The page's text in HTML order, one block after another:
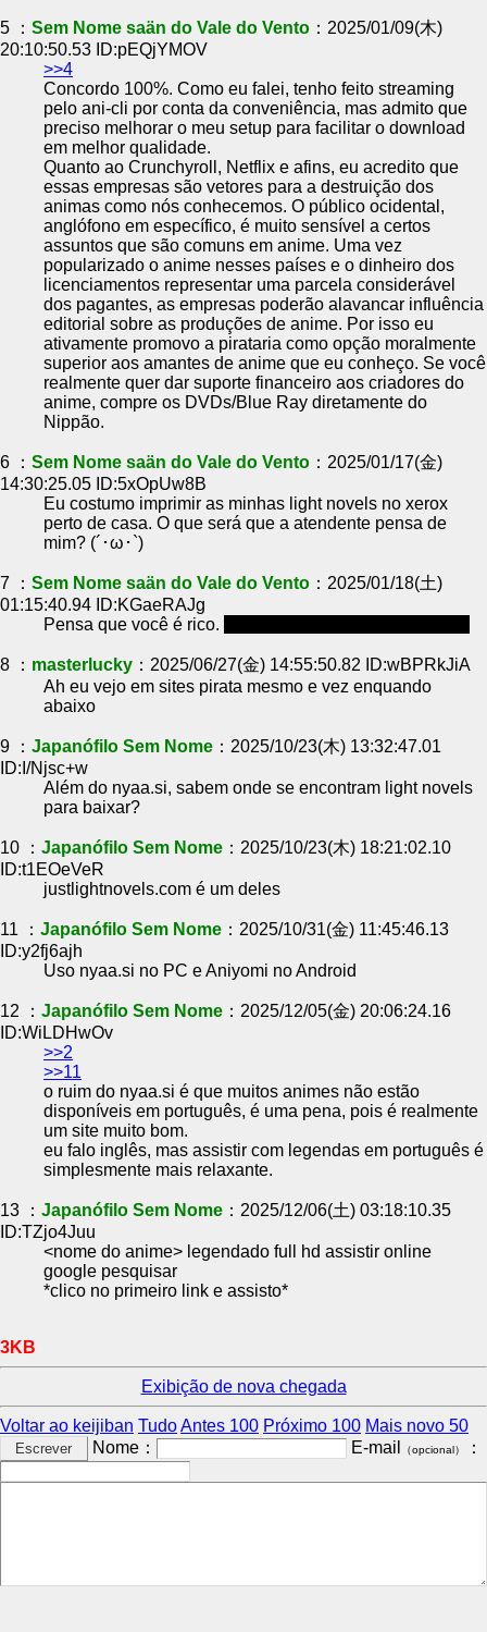
5 ： Sem Nome saän do Vale do Vento ：2025/01/09(木)
20:10:50.53 ID:pEQjYMOV
>>4
Concordo 100%. Como eu falei, tenho feito streaming
pelo ani-cli por conta da conveniência, mas admito que
preciso melhorar o meu setup para facilitar o download
em melhor qualidade.
Quanto ao Crunchyroll, Netflix e afins, eu acredito que
essas empresas são vetores para a destruição dos
animas como nós conhecemos. O público ocidental,
anglófono em específico, é muito sensível a certos
assuntos que são comuns em anime. Uma vez
popularizado o anime nesses países e o dinheiro dos
licenciamentos representar uma parcela considerável
dos pagantes, as empresas poderão alavancar influência
editorial sobre as produções de anime. Por isso eu
ativamente promovo a pirataria como opção moralmente
superior aos amantes de anime que eu conheço. Se você
realmente quer dar suporte financeiro aos criadores do
anime, compre os DVDs/Blue Ray diretamente do
Nippão.
6 ： Sem Nome saän do Vale do Vento ：2025/01/17(金)
14:30:25.05 ID:5xOpUw8B
Eu costumo imprimir as minhas light novels no xerox
perto de casa. O que será que a atendente pensa de
mim? (´･ω･`)
7 ： Sem Nome saän do Vale do Vento ：2025/01/18(土)
01:15:40.94 ID:KGaeRAJg
Pensa que você é rico.
8 ： masterlucky ：2025/06/27(金) 14:55:50.82 ID:wBPRkJiA
Ah eu vejo em sites pirata mesmo e vez enquando
abaixo
9 ： Japanófilo Sem Nome ：2025/10/23(木) 13:32:47.01
ID:I/Njsc+w
Além do nyaa.si, sabem onde se encontram light novels
para baixar?
10 ： Japanófilo Sem Nome ：2025/10/23(木) 18:21:02.10
ID:t1EOeVeR
justlightnovels.com é um deles
11 ： Japanófilo Sem Nome ：2025/10/31(金) 11:45:46.13
ID:y2fj6ajh
Uso nyaa.si no PC e Aniyomi no Android
12 ： Japanófilo Sem Nome ：2025/12/05(金) 20:06:24.16
ID:WiLDHwOv
>>2
>>11
o ruim do nyaa.si é que muitos animes não estão
disponíveis em português, é uma pena, pois é realmente
um site muito bom.
eu falo inglês, mas assistir com legendas em português é
simplesmente mais relaxante.
13 ： Japanófilo Sem Nome ：2025/12/06(土) 03:18:10.35
ID:TZjo4Juu
<nome do anime> legendado full hd assistir online
google pesquisar
*clico no primeiro link e assisto*
3KB
Exibição de nova chegada
Voltar ao keijiban TudoAntes 100 Próximo 100 Mais novo 50
Nome：
E-mail （opcional） ：